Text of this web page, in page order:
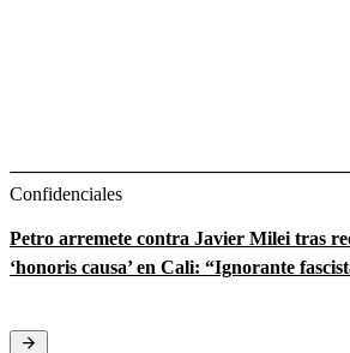
Confidenciales
Petro arremete contra Javier Milei tras
‘honoris causa’ en Cali: “Ignorante